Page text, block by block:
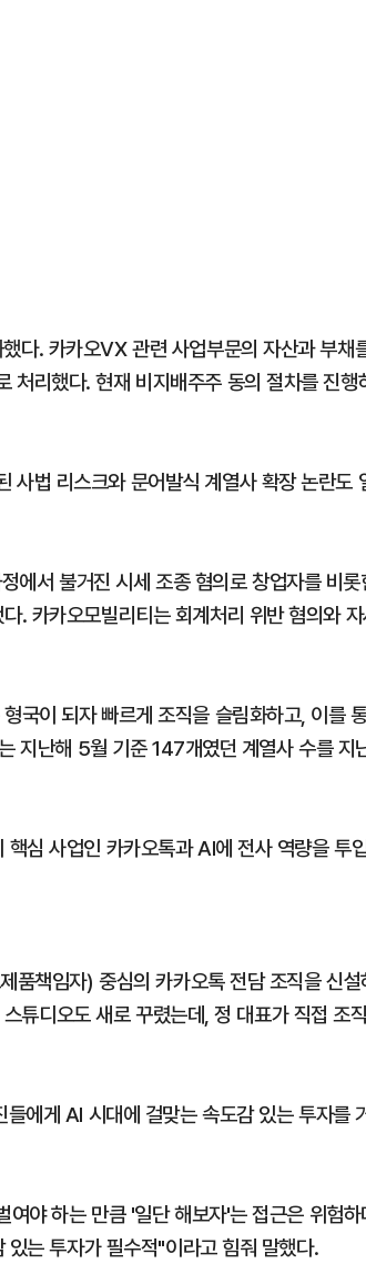
다. 카카오VX 관련 사업부문의 자산과 부채
처리했다. 현재 비지배주주 동의 절차를 진행
사법 리스크와 문어발식 계열사 확장 논란도
에서 불거진 시세 조종 혐의로 창업자를 비
. 카카오모빌리티는 회계처리 위반 혐의와
국이 되자 빠르게 조직을 슬림화하고, 이를
지난해 5월 기준 147개였던 계열사 수를 지
심 사업인 카카오톡과 AI에 전사 역량을 투
품책임자) 중심의 카카오톡 전담 조직을 신설
튜디오도 새로 꾸렸는데, 정 대표가 직접 조
에게 AI 시대에 걸맞는 속도감 있는 투자를
야 하는 만큼 '일단 해보자'는 접근은 위험
는 투자가 필수적"이라고 힘줘 말했다.